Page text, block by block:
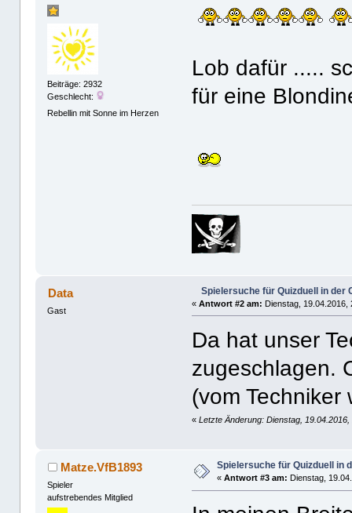
Beiträge: 2932
Geschlecht:
Rebellin mit Sonne im Herzen
Lob dafür .....
für eine
Data
Gast
Spielersuche für Quizduell in der
«Antwort #2 am: Dienstag, 19.04.2016,
Da hat unser
zugeschlagen.
(vom
«Letzte Änderung: Dienstag,
Matze.VfB1893
Spieler
aufstrebendes Mitglied
Spielersuche für Quizduell in
«Antwort #3 am: Dienstag,